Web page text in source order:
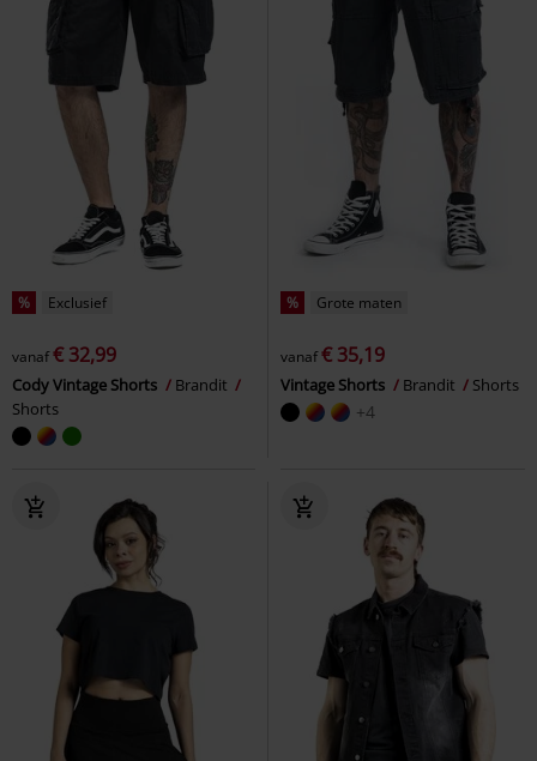
% Exclusief
vanaf€ 32,99
Cody Vintage Shorts
Brandit
Shorts
% Grote maten
vanaf€ 35,19
Vintage Shorts Brandit Shorts
+4